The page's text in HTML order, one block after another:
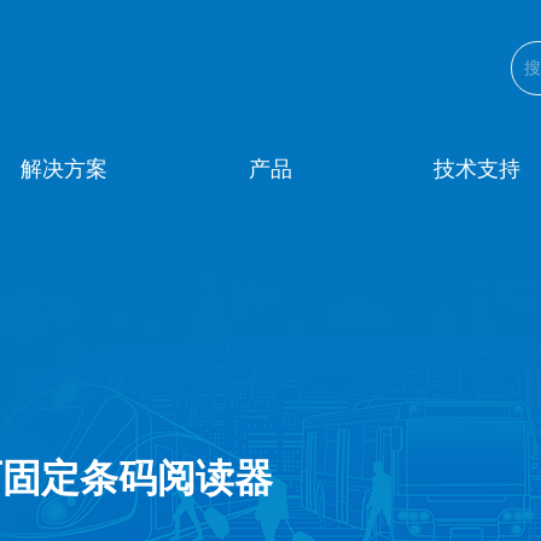
解决方案 产品 技术支持
定条码阅读器